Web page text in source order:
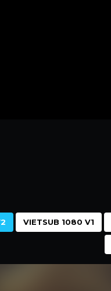
VIETSUB 1080 V1